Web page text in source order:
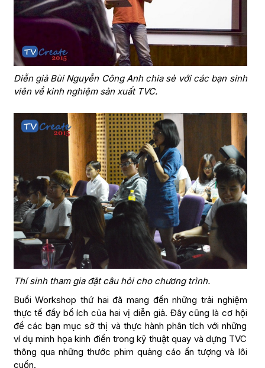
Diễn giả Bùi Nguyễn Công Anh chia sẻ với các bạn sinh
viên về kinh nghiệm sản xuất TVC.
Thí sinh tham gia đặt câu hỏi cho chương trình.
Buổi Workshop thứ hai đã mang đến những trải nghiệm
thực tế đầy bổ ích của hai vị diễn giả. Đây cũng là cơ hội
để các bạn mục sở thị và thực hành phân tích với những
ví dụ minh họa kinh điển trong kỹ thuật quay và dựng TVC
thông qua những thước phim quảng cáo ấn tượng và lôi
cuốn.